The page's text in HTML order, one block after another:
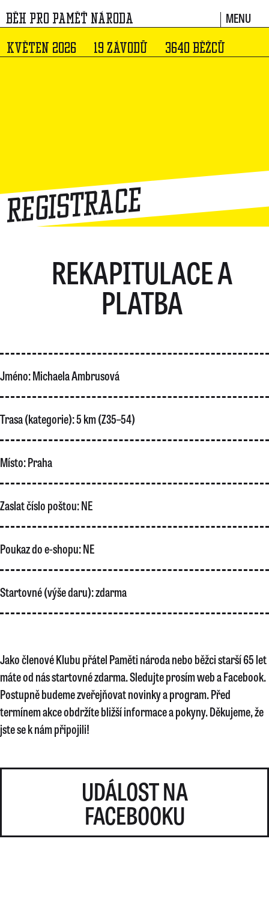
BĚH PRO PAMĚŤ NÁRODA MENU
KVĚTEN 2026 19 ZÁVODŮ 3640 BĚŽCŮ
Registrace
REKAPITULACE A
PLATBA
Jméno:Michaela Ambrusová
Trasa (kategorie):5 km (Z35–54)
Místo:Praha
Zaslat číslo poštou:NE
Poukaz do e-shopu:NE
Startovné (výše daru):zdarma
Jako členové Klubu přátel Paměti národa nebo běžci starší 65 let
máte od nás startovné zdarma. Sledujte prosím web a Facebook.
Postupně budeme zveřejňovat novinky a program. Před
termínem akce obdržíte bližší informace a pokyny. Děkujeme, že
jste se k nám připojili!
UDÁLOST NA
FACEBOOKU